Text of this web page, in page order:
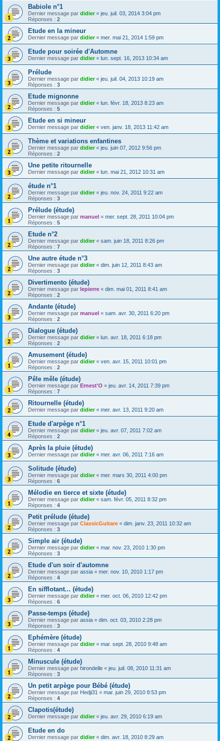
Babiole n°1
Dernier message par didier« jeu. juil. 03, 2014 3:04 pm
Réponses : 2
Etude en la mineur
Dernier message par didier« mer. mai 21, 2014 1:59 pm
Etude pour soirée d'Automne
Dernier message par didier« lun. sept. 16, 2013 10:34 am
Prélude
Dernier message par didier« jeu. juil. 04, 2013 10:19 am
Réponses : 3
Etude mignonne
Dernier message par didier« lun. févr. 18, 2013 8:23 am
Réponses : 5
Etude en si mineur
Dernier message par didier« ven. janv. 18, 2013 11:42 am
Thème et variations enfantines
Dernier message par didier« jeu. juin 07, 2012 9:56 pm
Réponses : 2
Une petite ritournelle
Dernier message par didier« lun. mai 21, 2012 10:31 am
étude n°1
Dernier message par didier« jeu. nov. 24, 2011 9:22 am
Réponses : 3
Prélude (étude)
Dernier message par manuel « mer. sept. 28, 2011 10:04 pm
Réponses : 5
Etude n°2
Dernier message par didier« sam. juin 18, 2011 8:26 pm
Réponses : 7
Une autre étude n°3
Dernier message par didier« dim. juin 12, 2011 8:43 am
Réponses : 3
Divertimento (étude)
Dernier message par lepierre « dim. mai 01, 2011 8:41 am
Réponses : 2
Andante (étude)
Dernier message par manuel « sam. avr. 30, 2011 6:20 pm
Réponses : 2
Dialogue (étude)
Dernier message par didier« lun. avr. 18, 2011 6:18 pm
Réponses : 2
Amusement (étude)
Dernier message par didier« ven. avr. 15, 2011 10:01 pm
Réponses : 2
Pêle mêle (étude)
Dernier message par Ernest'O « jeu. avr. 14, 2011 7:39 pm
Réponses : 7
Ritournelle (étude)
Dernier message par didier« mer. avr. 13, 2011 9:20 am
Etude d'arpège n°1
Dernier message par didier« jeu. avr. 07, 2011 7:02 am
Réponses : 2
Après la pluie (étude)
Dernier message par didier« mer. avr. 06, 2011 7:16 am
Solitude (étude)
Dernier message par didier« mer. mars 30, 2011 4:00 pm
Réponses : 6
Mélodie en tierce et sixte (étude)
Dernier message par didier« sam. févr. 05, 2011 8:32 pm
Réponses : 4
Petit prélude (étude)
Dernier message par ClassicGuitare « dim. janv. 23, 2011 10:32 am
Réponses : 3
Simple air (étude)
Dernier message par didier« mar. nov. 23, 2010 1:30 pm
Réponses : 3
Etude d'un soir d'automne
Dernier message par assia « mer. nov. 10, 2010 1:17 pm
Réponses : 4
En sifflotant... (étude)
Dernier message par didier« mer. oct. 06, 2010 12:42 pm
Réponses : 6
Passe-temps (étude)
Dernier message par assia « dim. oct. 03, 2010 2:28 pm
Réponses : 3
Ephémère (étude)
Dernier message par didier« mar. sept. 28, 2010 9:48 am
Réponses : 4
Minuscule (étude)
Dernier message par hirondelle « jeu. juil. 08, 2010 11:31 am
Réponses : 3
Un petit arpège pour Bébé (étude)
Dernier message par Hedji31 « mar. juin 29, 2010 8:53 pm
Réponses : 4
Clapotis(étude)
Dernier message par didier« jeu. avr. 29, 2010 6:19 am
Etude en do
Dernier message par didier« dim. avr. 18, 2010 8:29 am